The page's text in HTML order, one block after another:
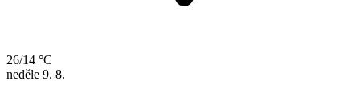
26/14 °C
neděle 9. 8.